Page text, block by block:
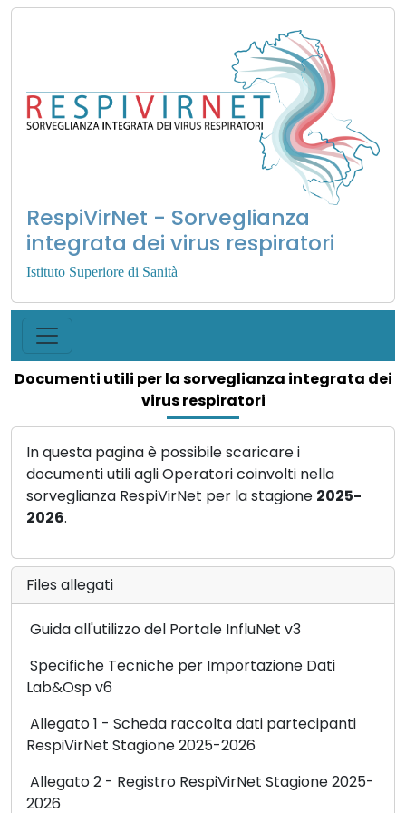
RespiVirNet - Sorveglianza
integrata dei virus respiratori
Istituto Superiore di Sanità
Documenti utili per la sorveglianza integrata dei
virus respiratori
In questa pagina è possibile scaricare i
documenti utili agli Operatori coinvolti nella
sorveglianza RespiVirNet per la stagione 2025-
2026.
Files allegati
Guida all'utilizzo del Portale InfluNet v3
Specifiche Tecniche per Importazione Dati
Lab&Osp v6
Allegato 1 - Scheda raccolta dati partecipanti
RespiVirNet Stagione 2025-2026
Allegato 2 - Registro RespiVirNet Stagione 2025-
2026